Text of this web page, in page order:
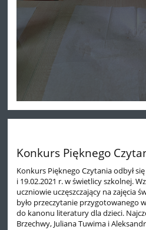
Konkurs Pięknego
Konkurs Pięknego Czytania odbył
i 19.02.2021 r. w świetlicy szkolnej.
uczniowie uczęszczający na zajęcia
było przeczytanie przygotowanego
do kanonu literatury dla dzieci.
Brzechwy, Juliana Tuwima i